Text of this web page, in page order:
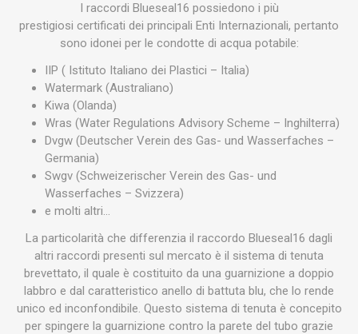
I raccordi Blueseal16 possiedono i più
prestigiosi certificati dei principali Enti Internazionali, pertanto
sono idonei per le condotte di acqua potabile:
IIP ( Istituto Italiano dei Plastici – Italia)
Watermark (Australiano)
Kiwa (Olanda)
Wras (Water Regulations Advisory Scheme – Inghilterra)
Dvgw (Deutscher Verein des Gas- und Wasserfaches –
Germania)
Swgv (Schweizerischer Verein des Gas- und
Wasserfaches – Svizzera)
e molti altri…
La particolarità che differenzia il raccordo Blueseal16 dagli
altri raccordi presenti sul mercato è il sistema di tenuta
brevettato, il quale è costituito da una guarnizione a doppio
labbro e dal caratteristico anello di battuta blu, che lo rende
unico ed inconfondibile. Questo sistema di tenuta è concepito
per spingere la guarnizione contro la parete del tubo grazie